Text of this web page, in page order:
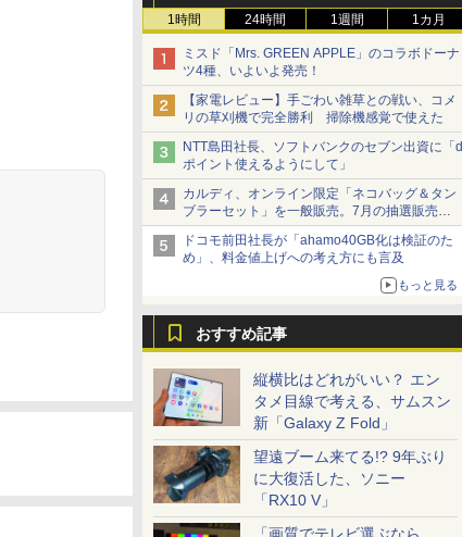
1時間 24時間 1週間 1カ月
ミスド「Mrs. GREEN APPLE」のコラボドーナ
ツ4種、いよいよ発売！
【家電レビュー】手ごわい雑草との戦い、コメ
リの草刈機で完全勝利 掃除機感覚で使えた
NTT島田社長、ソフトバンクのセブン出資に「d
ポイント使えるようにして」
カルディ、オンライン限定「ネコバッグ＆タン
ブラーセット」を一般販売。7月の抽選販売の
当選無効分
ドコモ前田社長が「ahamo40GB化は検証のた
め」、料金値上げへの考え方にも言及
もっと見る
おすすめ記事
縦横比はどれがいい？ エン
タメ目線で考える、サムスン
新「Galaxy Z Fold」
望遠ブーム来てる!? 9年ぶり
に大復活した、ソニー
「RX10 V」